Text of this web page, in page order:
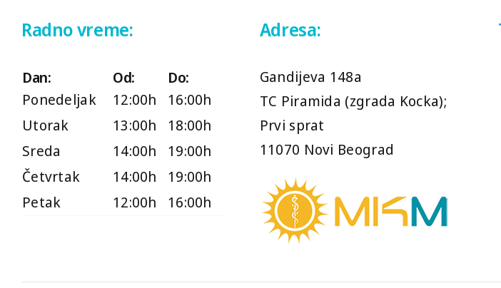
Radno vreme:
Dan: Od:
Do:
Ponedeljak
12:00h
16:00h
Utorak
13:00h
18:00h
Sreda
14:00h
19:00h
Četvrtak
14:00h
19:00h
Petak
12:00h 16:00h
Adresa:
Gandijeva 148a
TC Piramida (zgrada Kocka);
Prvi sprat
11070 Novi Beograd